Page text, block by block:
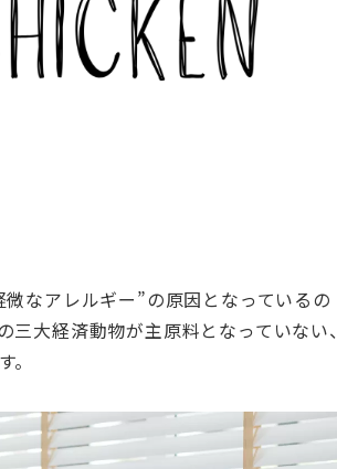
微なアレルギー”の原因となっているの
大経済動物が主原料となっていない、